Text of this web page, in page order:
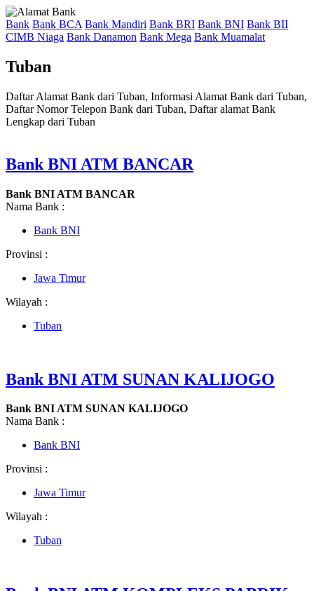
Bank Bank BCA Bank Mandiri Bank BRI Bank BNI Bank BII
CIMB Niaga Bank Danamon Bank Mega Bank Muamalat
Tuban
Daftar Alamat Bank dari Tuban, Informasi Alamat Bank dari Tuban,
Daftar Nomor Telepon Bank dari Tuban, Daftar alamat Bank
Lengkap dari Tuban
Bank BNI ATM BANCAR
Bank BNI ATM BANCAR
Nama Bank :
Bank BNI
Provinsi :
Jawa Timur
Wilayah :
Tuban
Bank BNI ATM SUNAN KALIJOGO
Bank BNI ATM SUNAN KALIJOGO
Nama Bank :
Bank BNI
Provinsi :
Jawa Timur
Wilayah :
Tuban